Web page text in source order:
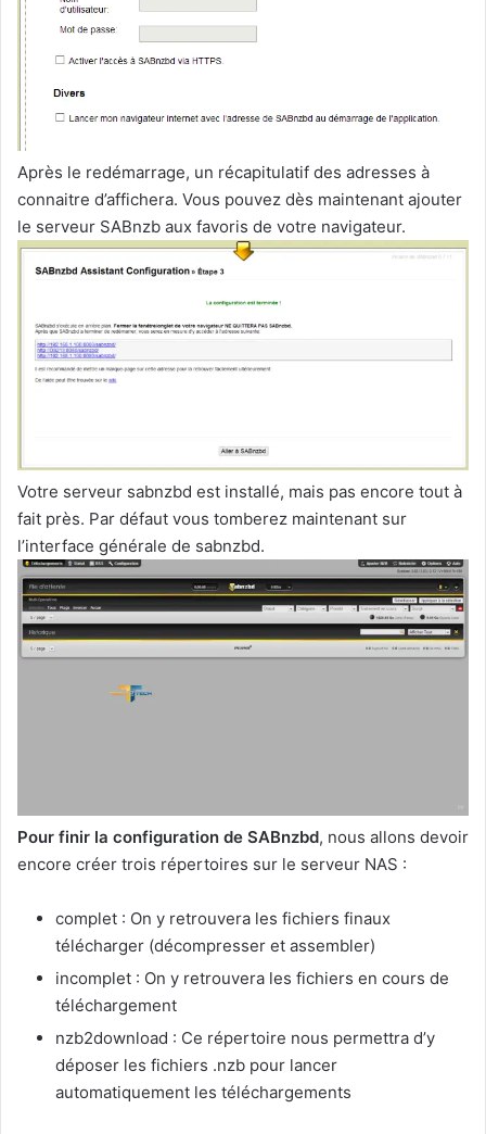
Après le redémarrage, un récapitulatif des adresses à
connaitre d’affichera. Vous pouvez dès maintenant ajouter
le serveur SABnzb aux favoris de votre navigateur.
Votre serveur sabnzbd est installé, mais pas encore tout à
fait près. Par défaut vous tomberez maintenant sur
l’interface générale de sabnzbd.
Pour finir la configuration de SABnzbd, nous allons devoir
encore créer trois répertoires sur le serveur NAS :
complet : On y retrouvera les fichiers finaux
télécharger (décompresser et assembler)
incomplet : On y retrouvera les fichiers en cours de
téléchargement
nzb2download : Ce répertoire nous permettra d’y
déposer les fichiers .nzb pour lancer
automatiquement les téléchargements